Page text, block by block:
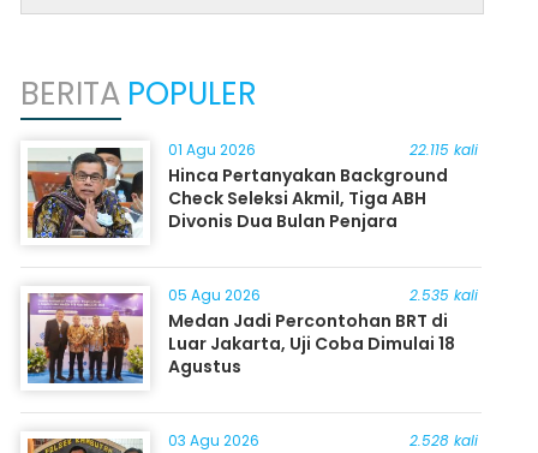
BERITA POPULER
01 Agu 2026 22.115 kali
Hinca Pertanyakan Background
Check Seleksi Akmil, Tiga ABH
Divonis Dua Bulan Penjara
05 Agu 2026 2.535 kali
Medan Jadi Percontohan BRT di
Luar Jakarta, Uji Coba Dimulai 18
Agustus
03 Agu 2026 2.528 kali